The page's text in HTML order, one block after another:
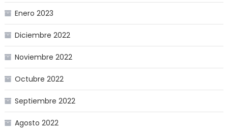
Enero 2023
Diciembre 2022
Noviembre 2022
Octubre 2022
Septiembre 2022
Agosto 2022